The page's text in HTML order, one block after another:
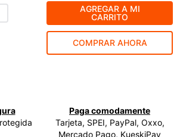
AGREGAR A MI
CARRITO
COMPRAR AHORA
Paga comodamente
Tarjeta, SPEI, PayPal, Oxxo,
Mercado Pago, KueskiPay
ecoklean
ke500